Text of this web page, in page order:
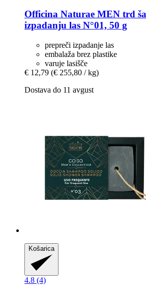
Officina Naturae MEN trd
izpadanju las N°01, 50 g
prepreči izpadanje las
embalaža brez plastike
varuje lasišče
€ 12,79 (€ 255,80 / kg)
Dostava do 11 avgust
Košarica
4.8 (4)